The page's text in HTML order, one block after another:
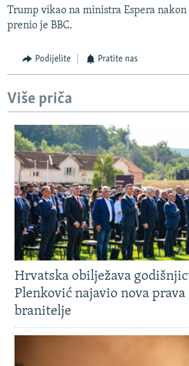
Trump vikao na ministra Espera
prenio je BBC.
Podijelite Pratite nas
Više priča
Hrvatska obilježava
Plenković najavio nova prava
branitelje